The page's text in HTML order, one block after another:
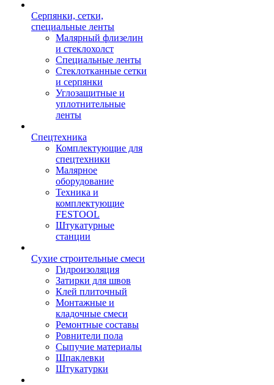
Серпянки, сетки,
специальные ленты
Малярный флизелин
и стеклохолст
Специальные ленты
Стеклотканные сетки
и серпянки
Углозащитные и
уплотнительные
ленты
Спецтехника
Комплектующие для
спецтехники
Малярное
оборудование
Техника и
комплектующие
FESTOOL
Штукатурные
станции
Сухие строительные смеси
Гидроизоляция
Затирки для швов
Клей плиточный
Монтажные и
кладочные смеси
Ремонтные составы
Ровнители пола
Сыпучие материалы
Шпаклевки
Штукатурки